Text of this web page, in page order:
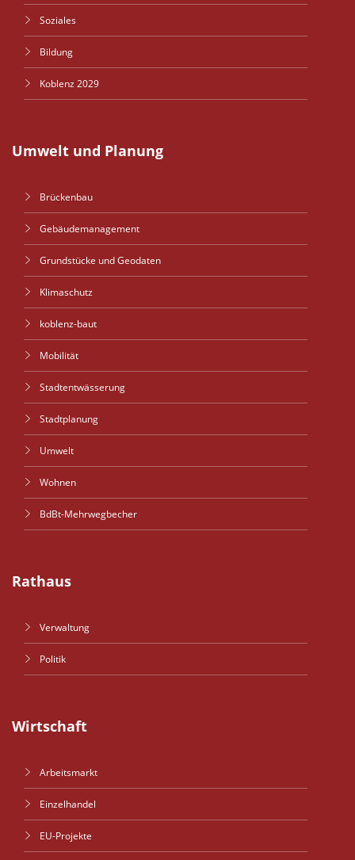
Soziales
Bildung
Koblenz 2029
Umwelt und Planung
Brückenbau
Gebäudemanagement
Grundstücke und Geodaten
Klimaschutz
koblenz-baut
Mobilität
Stadtentwässerung
Stadtplanung
Umwelt
Wohnen
BdBt-Mehrwegbecher
Rathaus
Verwaltung
Politik
Wirtschaft
Arbeitsmarkt
Einzelhandel
EU-Projekte